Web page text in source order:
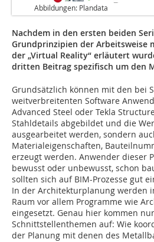
Abbildungen: Plandata
Nachdem in den ersten beiden
Grundprinzipien der Arbeitsweise
der „Virtual Reality“ erläutert
dritten Beitrag spezifisch um den
Grundsätzlich können mit den bei
weitverbreitenten Software
Advanced Steel oder Tekla
Stahldetails abgebildet und die
ausgearbeitet werden, sondern
Materialeigenschaften,
erzeugt werden. Anwender dieser
bewusst oder unbewusst, schon
sollten sich auf BIM-Prozesse gut
In der Architekturplanung werden
Raum vor allem Programme wie
eingesetzt. Genau hier kommen
Schnittstellenthemen auf: Wie
der Planung mit denen des